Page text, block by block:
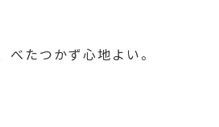
たつかず心地よい。